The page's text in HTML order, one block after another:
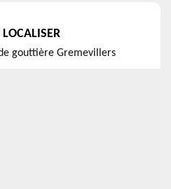
gouttière Gremevillers